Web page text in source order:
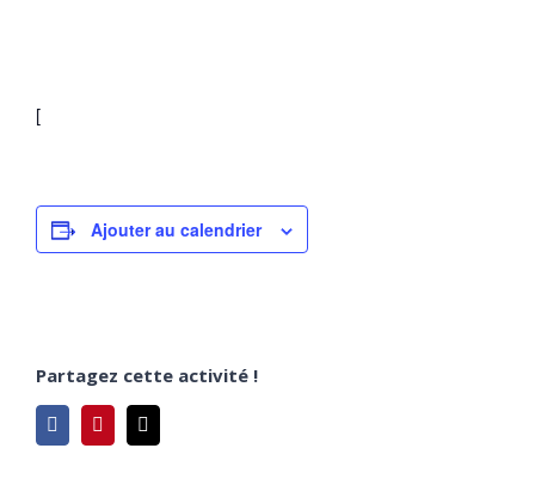
[
Ajouter au calendrier
Partagez cette activité !
FacebookPinterest